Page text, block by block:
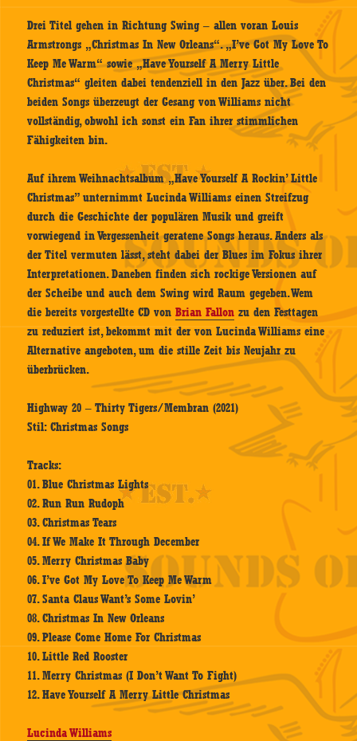
Drei Titel gehen in Richtung Swing – allen voran Louis
Armstrongs „Christmas In New Orleans“. „I’ve Got My Love To
Keep Me Warm“ sowie „Have Yourself A Merry Little
Christmas“ gleiten dabei tendenziell in den Jazz über. Bei den
beiden Songs überzeugt der Gesang von Williams nicht
vollständig, obwohl ich sonst ein Fan ihrer stimmlichen
Fähigkeiten bin.
Auf ihrem Weihnachtsalbum „Have Yourself A Rockin’ Little
Christmas” unternimmt Lucinda Williams einen Streifzug
durch die Geschichte der populären Musik und greift
vorwiegend in Vergessenheit geratene Songs heraus. Anders als
der Titel vermuten lässt, steht dabei der Blues im Fokus ihrer
Interpretationen. Daneben finden sich rockige Versionen auf
der Scheibe und auch dem Swing wird Raum gegeben. Wem
die bereits vorgestellte CD vonBrian Fallon zu den Festtagen
zu reduziert ist, bekommt mit der von Lucinda Williams eine
Alternative angeboten, um die stille Zeit bis Neujahr zu
überbrücken.
Highway 20 – Thirty Tigers/Membran (2021)
Stil: Christmas Songs
Tracks:
01. Blue Christmas Lights
02. Run Run Rudoph
03. Christmas Tears
04. If We Make It Through December
05. Merry Christmas Baby
06. I’ve Got My Love To Keep Me Warm
07. Santa Claus Want’s Some Lovin’
08. Christmas In New Orleans
09. Please Come Home For Christmas
10. Little Red Rooster
11. Merry Christmas (I Don’t Want To Fight)
12. Have Yourself A Merry Little Christmas
Lucinda Williams